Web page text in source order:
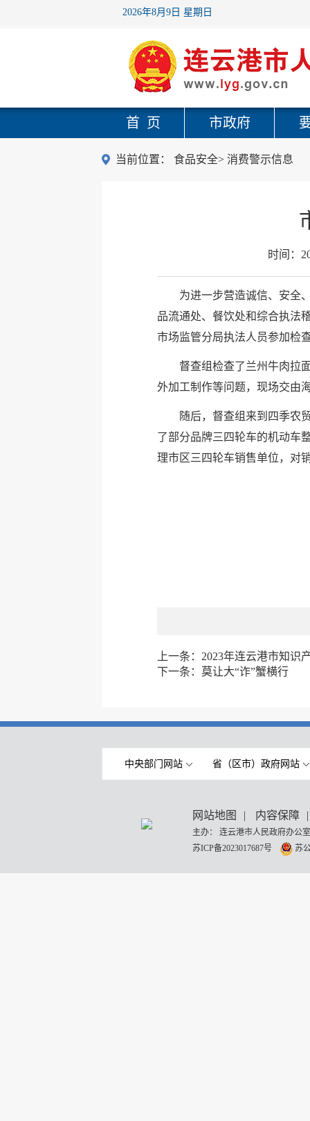
2026年8月9日 星期日
首 页 市政府
当前位置： 食品安全> 消费警示信息
时间：
为进一步营造诚信、安全
品流通处、餐饮处和综合执法
市场监管分局执法人员参加检
督查组检查了兰州牛肉拉
外加工制作等问题，现场交由
随后，督查组来到四季农
了部分品牌三四轮车的机动车
理市区三四轮车销售单位，对
上一条： 2023年连云港市知识
下一条： 莫让大“诈”蟹横行
中央部门网站 省（区市）政府网站
网站地图 | 内容保障 |
主办： 连云港市人民政府办
苏ICP备2023017687号
苏